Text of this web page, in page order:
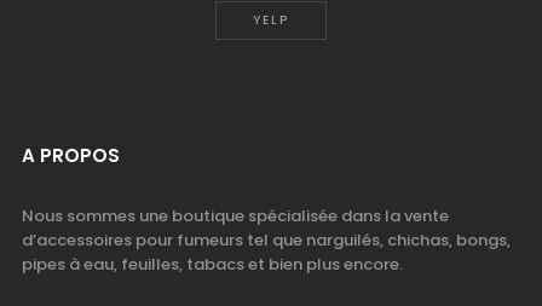
YELP
A PROPOS
Nous sommes une boutique spécialisée dans la vente
d’accessoires pour fumeurs tel que narguilés, chichas, bongs,
pipes à eau, feuilles, tabacs et bien plus encore.